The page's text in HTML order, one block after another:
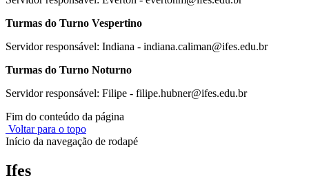
Turmas do Turno Vespertino
Servidor responsável: Indiana - indiana.caliman@ifes.edu.br
Turmas do Turno Noturno
Servidor responsável: Filipe - filipe.hubner@ifes.edu.br
Fim do conteúdo da página
Voltar para o topo
Início da navegação de rodapé
Ifes